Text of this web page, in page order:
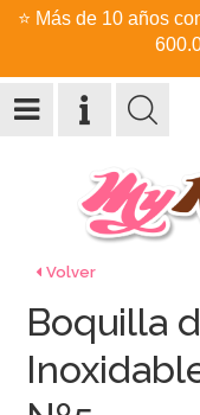
⭐ Más de 10 años
Volver
Boquilla